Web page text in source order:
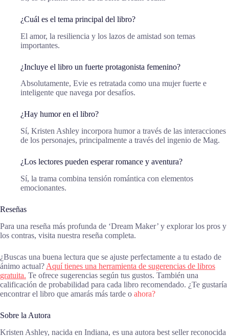
¿Cuál es el tema principal del libro?
El amor, la resiliencia y los lazos de amistad son temas
importantes.
¿Incluye el libro un fuerte protagonista femenino?
Absolutamente, Evie es retratada como una mujer fuerte e
inteligente que navega por desafíos.
¿Hay humor en el libro?
Sí, Kristen Ashley incorpora humor a través de las interacciones
de los personajes, principalmente a través del ingenio de Mag.
¿Los lectores pueden esperar romance y aventura?
Sí, la trama combina tensión romántica con elementos
emocionantes.
Reseñas
Para una reseña más profunda de ‘Dream Maker’ y explorar los pros y
los contras, visita nuestra reseña completa.
¿Buscas una buena lectura que se ajuste perfectamente a tu estado de
ánimo actual? Aquí tienes una herramienta de sugerencias de libros
gratuita. Te ofrece sugerencias según tus gustos. También una
calificación de probabilidad para cada libro recomendado. ¿Te gustaría
encontrar el libro que amarás más tarde o ahora?
Sobre la Autora
Kristen Ashley, nacida en Indiana, es una autora best seller reconocida